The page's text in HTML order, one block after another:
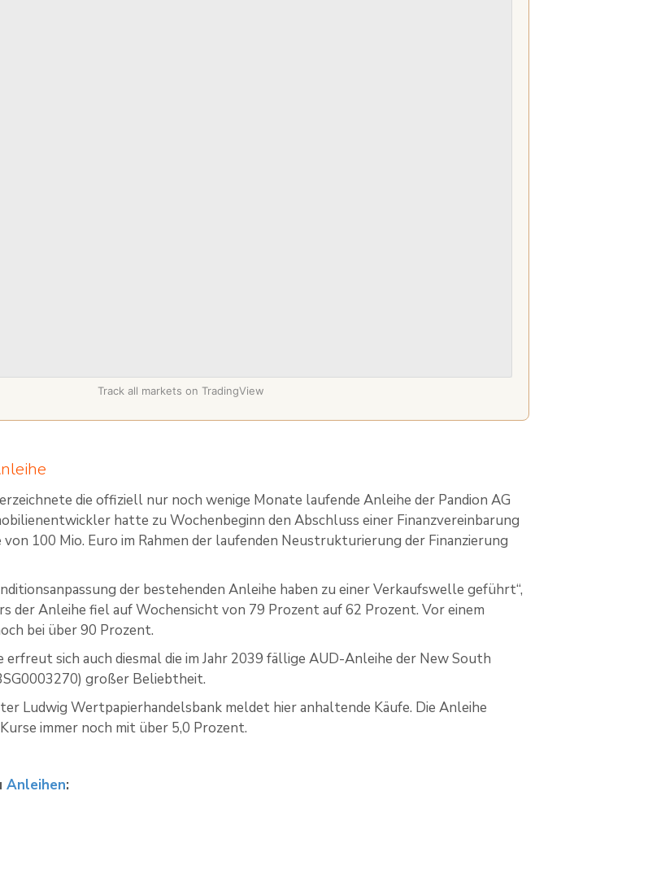
Track all markets on TradingView
die offiziell nur noch wenige Monate laufende Anleihe der Pandion AG
hatte zu Wochenbeginn den Abschluss einer Finanzvereinbarung
100 Mio. Euro im Rahmen der laufenden Neustrukturierung der Finanzierung
der bestehenden Anleihe haben zu einer Verkaufswelle geführt“,
der Anleihe fiel auf Wochensicht von 79 Prozent auf 62 Prozent. Vor einem
bei über 90 Prozent.
sich auch diesmal die im Jahr 2039 fällige AUD-Anleihe der New South
großer Beliebtheit.
Ludwig Wertpapierhandelsbank meldet hier anhaltende Käufe. Die Anleihe
immer noch mit über 5,0 Prozent.
Anleihen: